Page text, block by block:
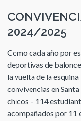
2024/2025
Como cada año por
deportivas de
la vuelta de la
convivencias en
chicos – 114
acompañados por 11